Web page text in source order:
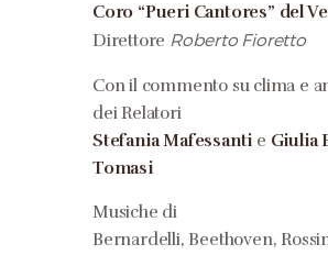
Coro “Pueri Cantores” del
Direttore Roberto Fioretto
Con il commento su clima e
dei Relatori
Stefania Mafessanti e Giulia
Tomasi
Musiche di
Bernardelli, Beethoven,